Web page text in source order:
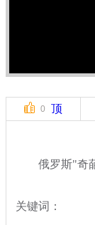
0 顶
俄罗斯"奇葩
关键词：